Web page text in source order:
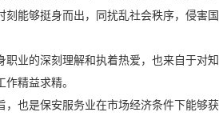
能够挺身而出，同扰乱社会秩序，侵害
的深刻理解和执着热爱，也来自于对知
精益求精。
是保安服务业在市场经济条件下能够